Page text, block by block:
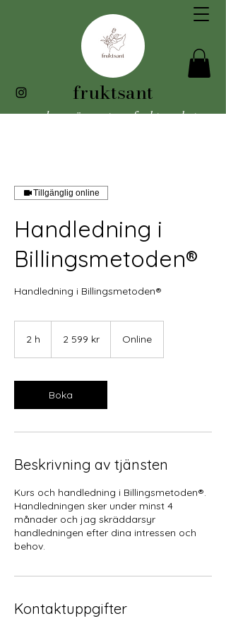
fruktsant
vad som är sant om fruktsamhet
Tillgänglig online
Handledning i
Billingsmetoden®
Handledning i Billingsmetoden®
2 h
kronor2 599 kr Online
Boka
Beskrivning av tjänsten
Kurs och handledning i Billingsmetoden®.
Handledningen sker under minst 4
månader och jag skräddarsyr
handledningen efter dina intressen och
behov.
Kontaktuppgifter